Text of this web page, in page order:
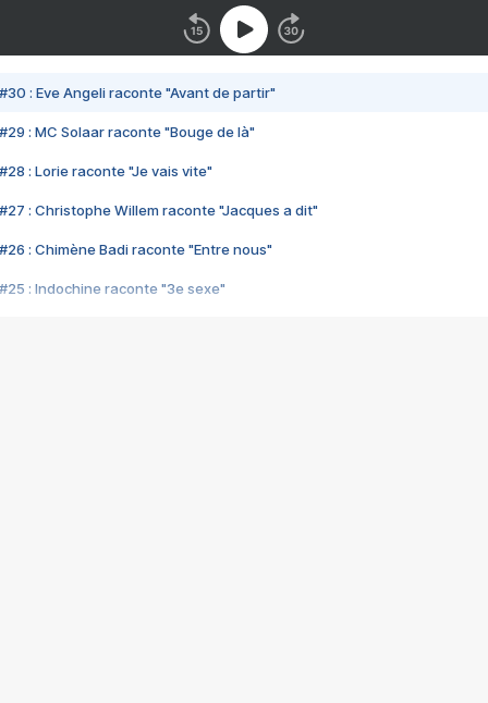
#30 : Eve Angeli raconte "Avant de partir"
#29 : MC Solaar raconte "Bouge de là"
#28 : Lorie raconte "Je vais vite"
#27 : Christophe Willem raconte "Jacques a dit"
#26 : Chimène Badi raconte "Entre nous"
#25 : Indochine raconte "3e sexe"